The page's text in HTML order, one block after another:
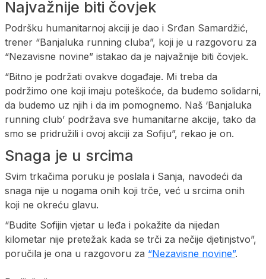
Najvažnije biti čovjek
Podršku humanitarnoj akciji je dao i Srđan Samardžić,
trener “Banjaluka running cluba”, koji je u razgovoru za
“Nezavisne novine” istakao da je najvažnije biti čovjek.
“Bitno je podržati ovakve događaje. Mi treba da
podržimo one koji imaju poteškoće, da budemo solidarni,
da budemo uz njih i da im pomognemo. Naš ‘Banjaluka
running club’ podržava sve humanitarne akcije, tako da
smo se pridružili i ovoj akciji za Sofiju”, rekao je on.
Snaga je u srcima
Svim trkačima poruku je poslala i Sanja, navodeći da
snaga nije u nogama onih koji trče, već u srcima onih
koji ne okreću glavu.
“Budite Sofijin vjetar u leđa i pokažite da nijedan
kilometar nije pretežak kada se trči za nečije djetinjstvo”,
poručila je ona u razgovoru za “Nezavisne novine”.